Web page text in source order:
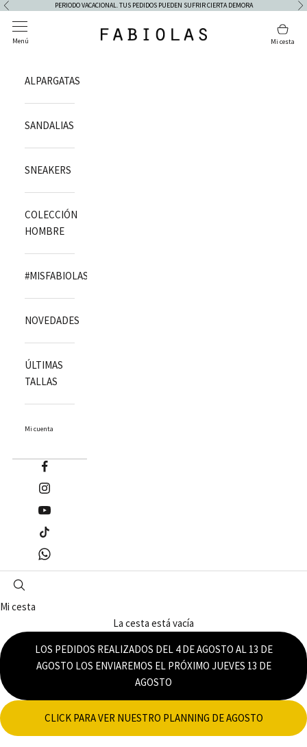
Ir al contenido
Anterior PERIODO VACACIONAL. TUS PEDIDOS PUEDEN SUFRIR CIERTA DEMORA
Fabiolas
Abrir menú de navegación
Menú
Abrir
Mi cesta
ALPARGATAS
SANDALIAS
SNEAKERS
COLECCIÓN
HOMBRE
#MISFABIOLAS
NOVEDADES
ÚLTIMAS
TALLAS
Mi cuenta
Mi cesta
La cesta está vacía
LOS PEDIDOS REALIZADOS DEL 4 DE AGOSTO AL 13 DE
AGOSTO LOS ENVIAREMOS EL PRÓXIMO JUEVES 13 DE
AGOSTO
CLICK PARA VER NUESTRO PLANNING DE AGOSTO